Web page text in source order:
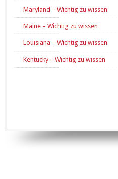
Maryland – Wichtig zu wissen
Maine – Wichtig zu wissen
Louisiana – Wichtig zu wissen
Kentucky – Wichtig zu wissen